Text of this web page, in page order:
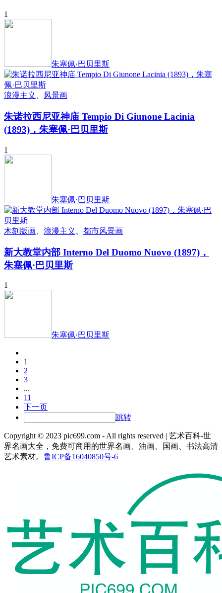
1
朱塞佩·巴贝里斯
浪漫主义 风景画
朱诺拉西尼亚神庙 Tempio Di Giunone Lacinia
(1893)，朱塞佩·巴贝里斯
1
朱塞佩·巴贝里斯
木刻版画 浪漫主义 都市风景画
新大教堂内部 Interno Del Duomo Nuovo (1897)，
朱塞佩·巴贝里斯
1
朱塞佩·巴贝里斯
1
2
3
...
11
下一页
跳转
Copyright © 2023 pic699.com - All rights reserved | 艺术百科-世
界名画大全，免费可商用的世界名画、油画、国画、书法高清
艺术素材。 鲁ICP备16040850号-6